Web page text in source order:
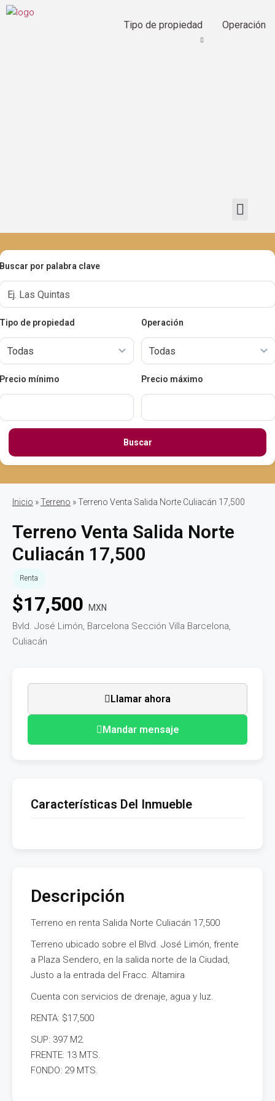
Tipo de propiedad Operación
Buscar por palabra clave
Tipo de propiedad Operación
Precio mínimo Precio máximo
Buscar
Inicio »Terreno » Terreno Venta Salida Norte Culiacán 17,500
Terreno Venta Salida Norte
Culiacán 17,500
Renta
$17,500 MXN
Bvld. José Limón, Barcelona Sección Villa Barcelona,
Culiacán
Llamar ahora
Mandar mensaje
Características Del Inmueble
Descripción
Terreno en renta Salida Norte Culiacán 17,500
Terreno ubicado sobre el Blvd. José Limón, frente
a Plaza Sendero, en la salida norte de la Ciudad,
Justo a la entrada del Fracc. Altamira
Cuenta con servicios de drenaje, agua y luz.
RENTA: $17,500
SUP: 397 M2.
FRENTE: 13 MTS.
FONDO: 29 MTS.